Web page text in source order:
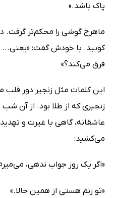
پاک باشد.»
ماهرخ گوشی را محکم‌تر
کوبید. با خودش گفت: «یعنی...
فرق می‌کند؟»
این کلمات مثل زنجیر دور قلب
زنجیری که از طلا بود. از آن شب
عاشقانه، گاهی با غیرت و
می‌کشید:
«اگر یک روز جواب ندهی،
«تو زنم هستی از همین حالا.»